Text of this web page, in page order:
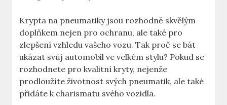
Krypta na pneumatiky jsou rozhodně skvělým
doplňkem nejen pro ochranu, ale také pro
zlepšení vzhledu vašeho vozu. Tak proč se bát
ukázat svůj automobil ve velkém stylu? Pokud se
rozhodnete pro kvalitní kryty, nejenže
prodloužíte životnost svých pneumatik, ale také
přidáte k charismatu svého vozidla.